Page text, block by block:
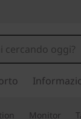
Monitor